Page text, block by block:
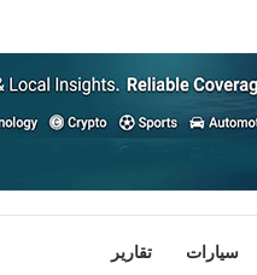
سيارات تقارير